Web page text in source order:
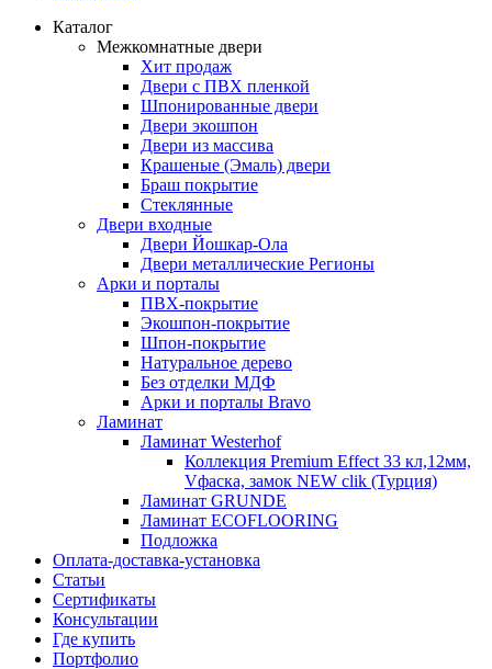
Каталог
Межкомнатные двери
Хит продаж
Двери с ПВХ пленкой
Шпонированные двери
Двери экошпон
Двери из массива
Крашеные (Эмаль) двери
Браш покрытие
Стеклянные
Двери входные
Двери Йошкар-Ола
Двери металлические Регионы
Арки и порталы
ПВХ-покрытие
Экошпон-покрытие
Шпон-покрытие
Натуральное дерево
Без отделки МДФ
Арки и порталы Bravo
Ламинат
Ламинат Westerhof
Коллекция Premium Effect 33 кл,12мм,
Vфаска, замок NEW clik (Турция)
Ламинат GRUNDE
Ламинат ECOFLOORING
Подложка
Оплата-доставка-установка
Статьи
Сертификаты
Консультации
Где купить
Портфолио